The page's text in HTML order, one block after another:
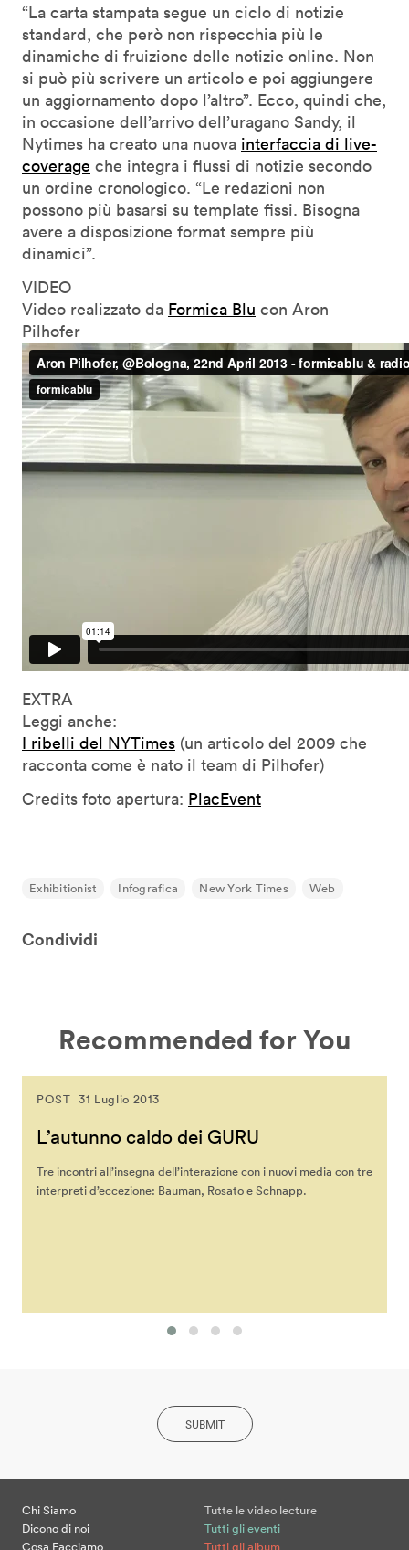
“La carta stampata segue un ciclo di notizie
standard, che però non rispecchia più le
dinamiche di fruizione delle notizie online. Non
si può più scrivere un articolo e poi aggiungere
un aggiornamento dopo l’altro”. Ecco, quindi che,
in occasione dell’arrivo dell’uragano Sandy, il
Nytimes ha creato una nuova interfaccia di live-
coverage che integra i flussi di notizie secondo
un ordine cronologico. “Le redazioni non
possono più basarsi su template fissi. Bisogna
avere a disposizione format sempre più
dinamici”.
VIDEO
Video realizzato da Formica Blu con Aron
Pilhofer
EXTRA
Leggi anche:
I ribelli del NYTimes (un articolo del 2009 che
racconta come è nato il team di Pilhofer)
Credits foto apertura: PlacEvent
Exhibitionist Infografica New York Times Web
Condividi
Recommended for You
POST 31 Luglio 2013
L’autunno caldo dei GURU
Tre incontri all’insegna dell’interazione con i nuovi media con tre
interpreti d’eccezione: Bauman, Rosato e Schnapp.
SUBMIT
Chi Siamo
Dicono di noi
Cosa Facciamo
Tutte le video lecture
Tutti gli eventi
Tutti gli album